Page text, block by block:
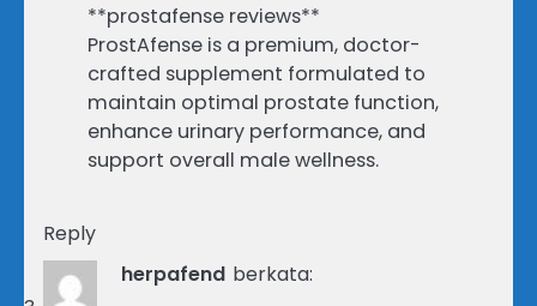
**prostafense reviews**
ProstAfense is a premium, doctor-
crafted supplement formulated to
maintain optimal prostate function,
enhance urinary performance, and
support overall male wellness.
Reply
herpafend berkata: